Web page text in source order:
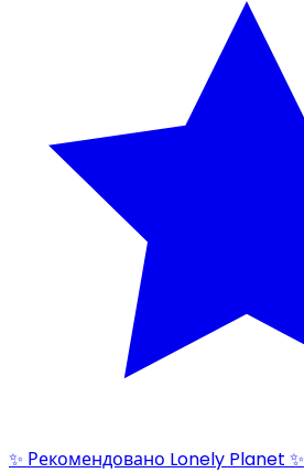
✨ Рекомендовано Lonely Planet ✨